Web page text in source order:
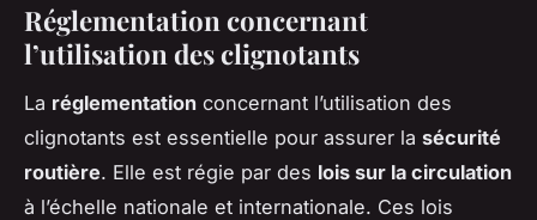
Réglementation concernant
l’utilisation des clignotants
La réglementation concernant l’utilisation des
clignotants est essentielle pour assurer la sécurité
routière. Elle est régie par des lois sur la circulation
à l’échelle nationale et internationale. Ces lois